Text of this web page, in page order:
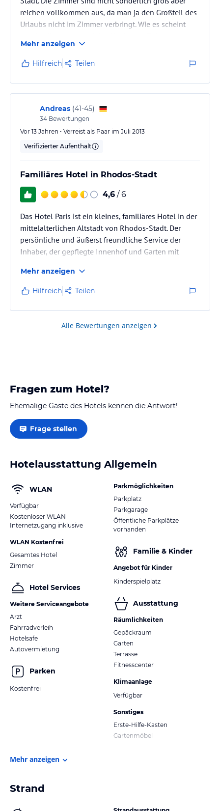
reichen vollkommen aus, da man ja den Großteil des
Urlaubs nicht im Zimmer verbringt. Wie es scheint
renoviert. Die Besitzer sind sehr freundlich.
Mehr anzeigen
Hilfreich Teilen
Andreas (41-45)
34 Bewertungen
Vor 13 Jahren • Verreist als Paar im Juli 2013
Verifizierter Aufenthalt
Familiäres Hotel in Rhodos-Stadt
4,6 / 6
Das Hotel Paris ist ein kleines, familiäres Hotel in der
mittelalterlichen Altstadt von Rhodos-Stadt. Der
persönliche und äußerst freundliche Service der
Inhaber, der gepflegte Innenhof und Garten mit
überraschend ruhige Lage in der Altstadt, der solide
Standard der Zimmer machen das Hotel Paris zu einer
guten Adresse, wenn man zentral in der Altstadt
wohne möchte.
Gutes Preis-/Leistungsverhältnis!
Mehr anzeigen
Hilfreich Teilen
Alle Bewertungen anzeigen
Fragen zum Hotel?
Ehemalige Gäste des Hotels kennen die Antwort!
Frage stellen
Hotelausstattung Allgemein
WLAN
Verfügbar
Kostenloser WLAN-
Internetzugang inklusive
WLAN Kostenfrei
Gesamtes Hotel
Zimmer
Hotel Services
Weitere Serviceangebote
Arzt
Fahrradverleih
Hotelsafe
Autovermietung
Parken
Kostenfrei
Parkmöglichkeiten
Parkplatz
Parkgarage
Öffentliche Parkplätze
vorhanden
Familie & Kinder
Angebot für Kinder
Kinderspielplatz
Ausstattung
Räumlichkeiten
Gepäckraum
Garten
Terrasse
Fitnesscenter
Klimaanlage
Verfügbar
Sonstiges
Erste-Hilfe-Kasten
Gartenmöbel
Mehr anzeigen
Strand